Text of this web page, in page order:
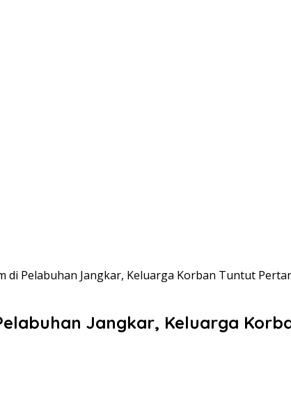
di Pelabuhan Jangkar, Keluarga Korban Tuntut
Jangkar, Keluarga